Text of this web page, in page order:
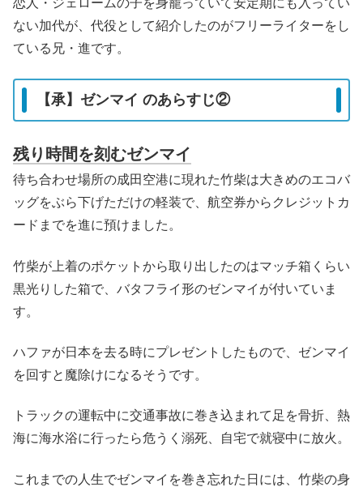
恋人・ジェロームの子を身籠っていて安定期にも入ってい
ない加代が、代役として紹介したのがフリーライターをし
ている兄・進です。
【承】ゼンマイ のあらすじ②
残り時間を刻むゼンマイ
待ち合わせ場所の成田空港に現れた竹柴は大きめのエコバ
ッグをぶら下げただけの軽装で、航空券からクレジットカ
ードまでを進に預けました。
竹柴が上着のポケットから取り出したのはマッチ箱くらい
黒光りした箱で、バタフライ形のゼンマイが付いていま
す。
ハファが日本を去る時にプレゼントしたもので、ゼンマイ
を回すと魔除けになるそうです。
トラックの運転中に交通事故に巻き込まれて足を骨折、熱
海に海水浴に行ったら危うく溺死、自宅で就寝中に放火。
これまでの人生でゼンマイを巻き忘れた日には、竹柴の身